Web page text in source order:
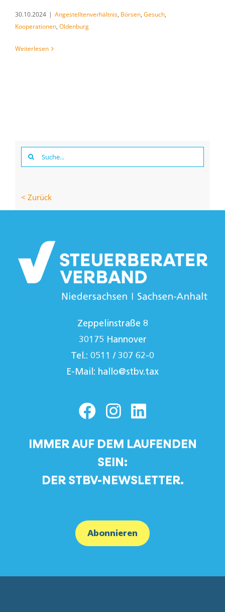
30.10.2024 | Angestelltenverhältnis, Börsen, Gesuch,
Kooperationen, Oldenburg
Weiterlesen
Suche
nach:
< Zurück
Zeppelinstraße 8
30175 Hannover
Tel.: 0511 / 307 62-0
E-Mail: hallo@stbv.tax
IMMER AUF DEM LAUFENDEN
SEIN:
DER STBV-NEWSLETTER.
Abonnieren